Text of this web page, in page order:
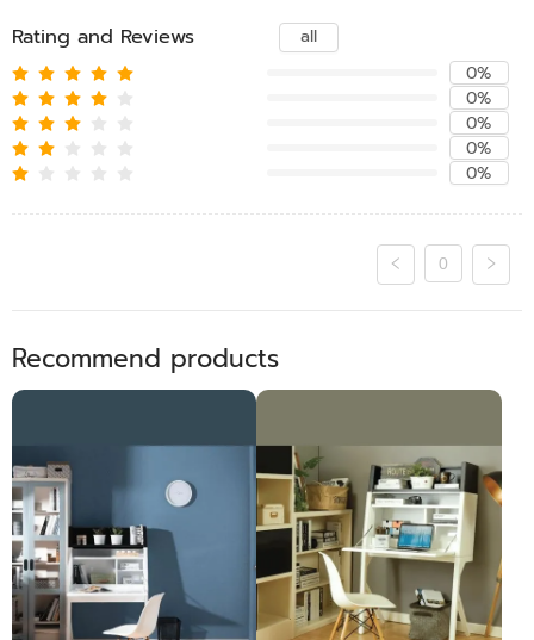
Rating and Reviews
all
0%
0%
0%
0%
0%
0
Recommend products